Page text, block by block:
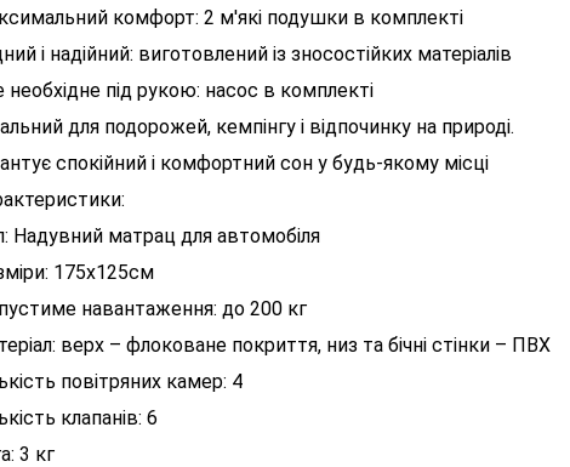
комфорт: 2 м'які подушки в комплекті
і надійний: виготовлений із зносостійких матеріалів
необхідне під рукою: насос в комплекті
для подорожей, кемпінгу і відпочинку на природі.
спокійний і комфортний сон у будь-якому місці
Надувний матрац для автомобіля
175х125см
навантаження: до 200 кг
верх – флоковане покриття, низ та бічні стінки – ПВХ
повітряних камер: 4
клапанів: 6
3 кг